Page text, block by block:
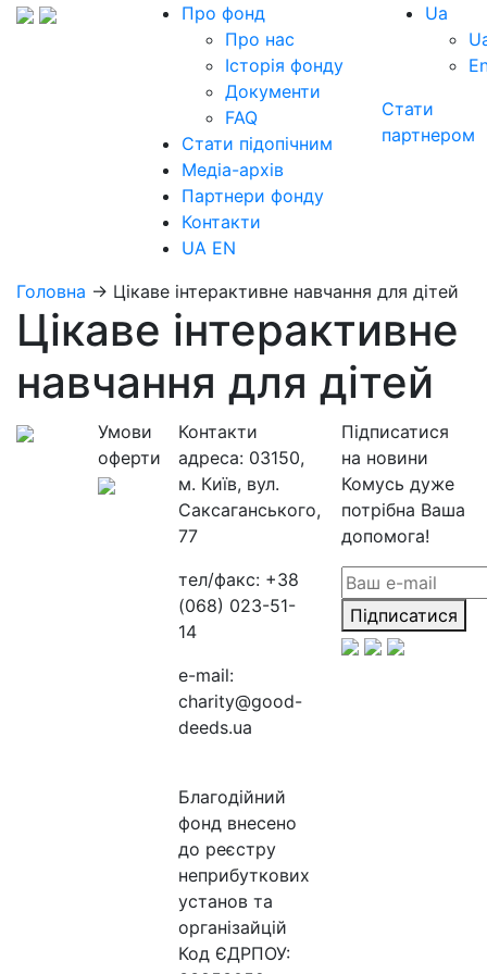
Про фонд
Про нас
Історія фонду
Документи
FAQ
Стати підопічним
Медіа-архів
Партнери фонду
Контакти
UA EN
Ua
Стати
партнером
Головна → Цікаве інтерактивне навчання для дітей
Цікаве інтерактивне
навчання для дітей
Умови
оферти
Контакти
адреса: 03150,
м. Київ, вул.
Саксаганського,
77
тел/факс: +38
(068) 023-51-
14
e-mail:
charity@good-
deeds.ua
Благодійний
фонд внесено
до реєстру
неприбуткових
установ та
організайцій
Код ЄДРПОУ:
Підписатися
на новини
Комусь дуже
потрібна Ваша
допомога!
Підписатися